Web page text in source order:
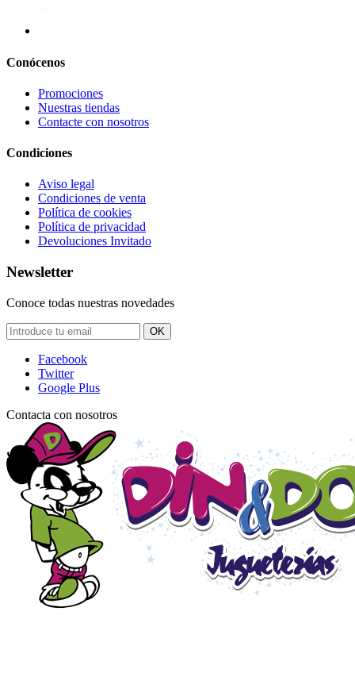
Conócenos
Promociones
Nuestras tiendas
Contacte con nosotros
Condiciones
Aviso legal
Condiciones de venta
Política de cookies
Política de privacidad
Devoluciones Invitado
Newsletter
Conoce todas nuestras novedades
OK
Facebook
Twitter
Google Plus
Contacta con nosotros